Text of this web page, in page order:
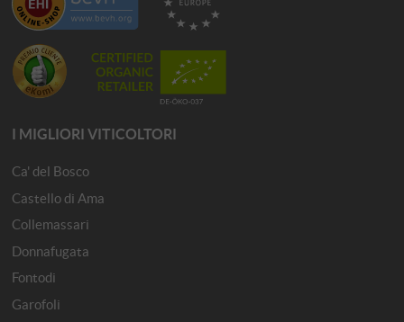
I MIGLIORI VITICOLTORI
Ca' del Bosco
Castello di Ama
Collemassari
Donnafugata
Fontodi
Garofoli